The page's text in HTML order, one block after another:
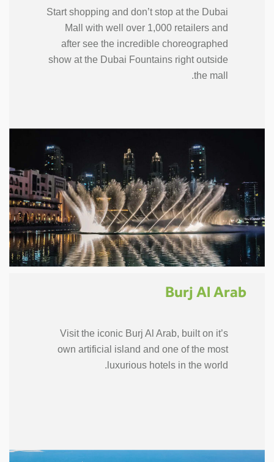
Start shopping and don’t stop at the Dubai
Mall with well over 1,000 retailers and
after see the incredible choreographed
show at the Dubai Fountains right outside
the mall.
Burj Al Arab
Visit the iconic Burj Al Arab, built on it’s
own artificial island and one of the most
luxurious hotels in the world.